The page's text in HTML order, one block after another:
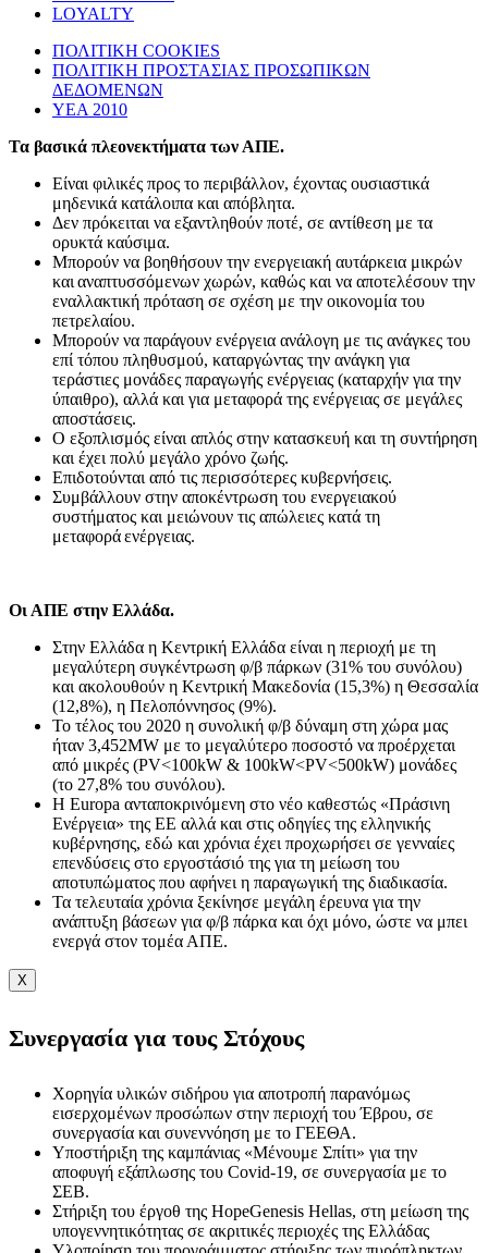
LOYALTY
ΠΟΛΙΤΙΚΗ COOKIES
ΠΟΛΙΤΙΚΗ ΠΡΟΣΤΑΣΙΑΣ ΠΡΟΣΩΠΙΚΩΝ
ΔΕΔΟΜΕΝΩΝ
ΥΕΑ 2010
Τα βασικά πλεονεκτήματα των ΑΠΕ.
Είναι φιλικές προς το περιβάλλον, έχοντας ουσιαστικά
μηδενικά κατάλοιπα και απόβλητα.
Δεν πρόκειται να εξαντληθούν ποτέ, σε αντίθεση με τα
ορυκτά καύσιμα.
Μπορούν να βοηθήσουν την ενεργειακή αυτάρκεια μικρών
και αναπτυσσόμενων χωρών, καθώς και να αποτελέσουν την
εναλλακτική πρόταση σε σχέση με την οικονομία του
πετρελαίου.
Mπορούν να παράγουν ενέργεια ανάλογη με τις ανάγκες του
επί τόπου πληθυσμού, καταργώντας την ανάγκη για
τεράστιες μονάδες παραγωγής ενέργειας (καταρχήν για την
ύπαιθρο), αλλά και για μεταφορά της ενέργειας σε μεγάλες
αποστάσεις.
Ο εξοπλισμός είναι απλός στην κατασκευή και τη συντήρηση
και έχει πολύ μεγάλο χρόνο ζωής.
Επιδοτούνται από τις περισσότερες κυβερνήσεις.
Συμβάλλουν στην αποκέντρωση του ενεργειακού
συστήματος και μειώνουν τις απώλειες κατά τη
μεταφορά ενέργειας.
Οι ΑΠΕ στην Ελλάδα.
Στην Ελλάδα η Κεντρική Ελλάδα είναι η περιοχή με τη
μεγαλύτερη συγκέντρωση φ/β πάρκων (31% του συνόλου)
και ακολουθούν η Κεντρική Μακεδονία (15,3%) η Θεσσαλία
(12,8%), η Πελοπόννησος (9%).
Το τέλος του 2020 η συνολική φ/β δύναμη στη χώρα μας
ήταν 3,452ΜW με το μεγαλύτερο ποσοστό να προέρχεται
από μικρές (PV<100kW & 100kW<PV<500kW) μονάδες
(το 27,8% του συνόλου).
Η Εuropa ανταποκρινόμενη στο νέο καθεστώς «Πράσινη
Ενέργεια» της ΕΕ αλλά και στις οδηγίες της ελληνικής
κυβέρνησης, εδώ και χρόνια έχει προχωρήσει σε γενναίες
επενδύσεις στο εργοστάσιό της για τη μείωση του
αποτυπώματος που αφήνει η παραγωγική της διαδικασία.
Τα τελευταία χρόνια ξεκίνησε μεγάλη έρευνα για την
ανάπτυξη βάσεων για φ/β πάρκα και όχι μόνο, ώστε να μπει
ενεργά στον τομέα ΑΠΕ.
X
Συνεργασία για τους Στόχους
Χορηγία υλικών σιδήρου για αποτροπή παρανόμως
εισερχομένων προσώπων στην περιοχή του Έβρου, σε
συνεργασία και συνεννόηση με το ΓΕΕΘΑ.
Υποστήριξη της καμπάνιας «Μένουμε Σπίτι» για την
αποφυγή εξάπλωσης του Covid-19, σε συνεργασία με το
ΣΕΒ.
Στήριξη του έργοθ της HopeGenesis Hellas, στη μείωση της
υπογεννητικότητας σε ακριτικές περιοχές της Ελλάδας